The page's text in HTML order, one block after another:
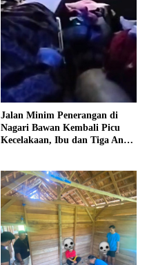
Jalan Minim Penerangan di
Nagari Bawan Kembali Picu
Kecelakaan, Ibu dan Tiga Anak